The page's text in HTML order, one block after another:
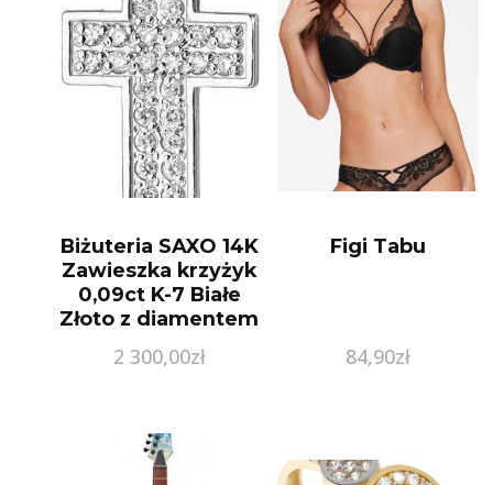
Biżuteria SAXO 14K
Zawieszka krzyżyk
0,09ct K-7 Białe
Złoto z diamentem
2 300,00zł
Figi Tabu
84,90zł